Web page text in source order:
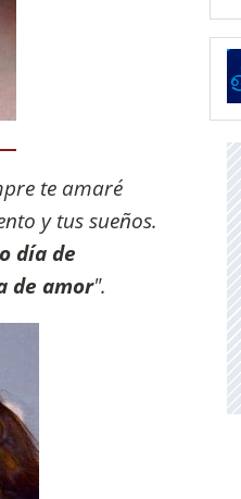
te amaré
y tus sueños.
día de
de amor".